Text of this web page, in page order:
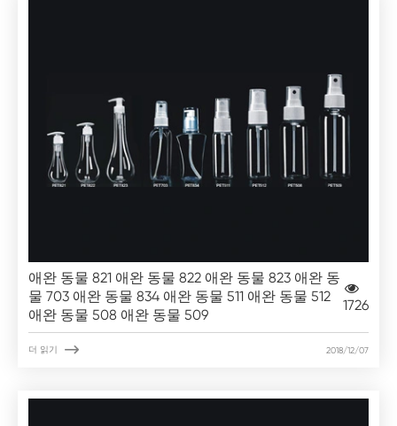
애완 동물 821 애완 동물 822 애완 동물 823 애완 동
물 703 애완 동물 834 애완 동물 511 애완 동물 512
애완 동물 508 애완 동물 509
1726
더 읽기  2018/12/07